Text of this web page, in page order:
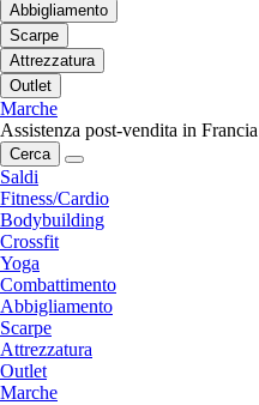
Abbigliamento
Scarpe
Attrezzatura
Outlet
Marche
Assistenza post-vendita in Francia
Cerca
Saldi
Fitness/Cardio
Bodybuilding
Crossfit
Yoga
Combattimento
Abbigliamento
Scarpe
Attrezzatura
Outlet
Marche